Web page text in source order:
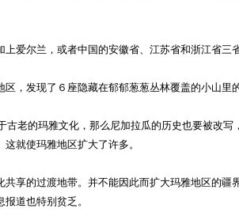
尔兰，或者中国的安徽省、江苏省和浙江省三
发现了６座隐藏在郁郁葱葱丛林覆盖的小山里的
的玛雅文化，那么尼加拉瓜的历史也要被改写
就使玛雅地区扩大了许多。
的过渡地带。并不能因此而扩大玛雅地区的疆
道也特别贫乏。